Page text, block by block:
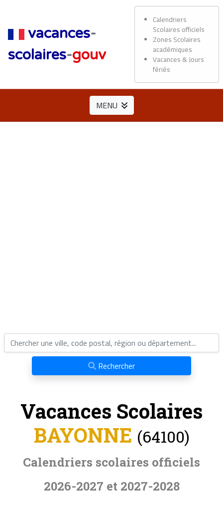
vacances-
scolaires-gouv
Calendriers
Scolaires officiels
Zones Scolaires
académiques
Vacances & Jours
fériés
MENU
Rechercher
Vacances Scolaires
BAYONNE (64100)
Calendriers scolaires officiels
2026-2027 et 2027-2028